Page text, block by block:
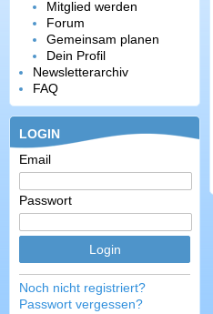
Mitglied werden
Forum
Gemeinsam planen
Dein Profil
Newsletterarchiv
FAQ
LOGIN
Email
Passwort
Noch nicht registriert?
Passwort vergessen?